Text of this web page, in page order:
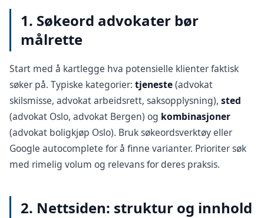
1. Søkeord advokater bør
målrette
Start med å kartlegge hva potensielle klienter faktisk
søker på. Typiske kategorier: tjeneste(advokat
skilsmisse, advokat arbeidsrett, saksopplysning), sted
(advokat Oslo, advokat Bergen) og kombinasjoner
(advokat boligkjøp Oslo). Bruk søkeordsverktøy eller
Google autocomplete for å finne varianter. Prioriter søk
med rimelig volum og relevans for deres praksis.
2. Nettsiden: struktur og innhold